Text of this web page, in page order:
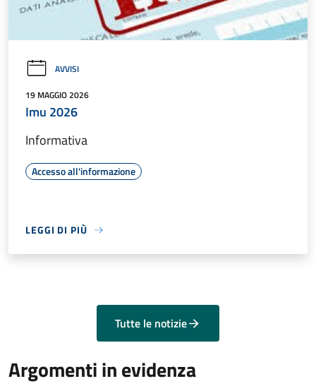
AVVISI
19 MAGGIO 2026
Imu 2026
Informativa
Accesso all'informazione
LEGGI DI PIÙ
Tutte le notizie
Argomenti in evidenza